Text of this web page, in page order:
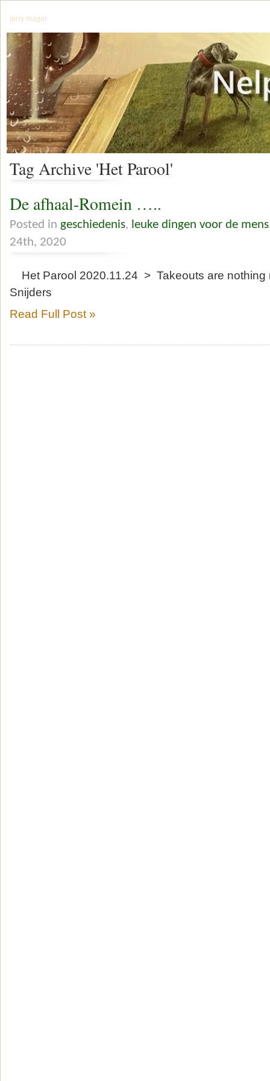
jerry mager
Tag Archive 'Het Parool'
De afhaal-Romein …..
Posted in geschiedenis, leuke dingen voor de mens
24th, 2020
Het Parool 2020.11.24 > Takeouts are nothing
Snijders
Read Full Post »